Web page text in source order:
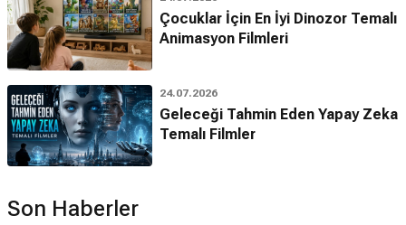
Çocuklar İçin En İyi Dinozor Temalı
Animasyon Filmleri
24.07.2026
Geleceği Tahmin Eden Yapay Zeka
Temalı Filmler
Son Haberler